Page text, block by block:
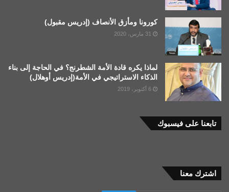
كورونا ومأزق الأنصاف (إدريس مقبول)
31 مارس، 2020
لماذا يكره قادة الأمة الشطرنج؟ في الحاجة إلى بناء
الذكاء الاستراتيجي في الأمة(إدريس أوهلال)
6 أكتوبر، 2019
تابعنا على فيسبوك
اشترك معنا